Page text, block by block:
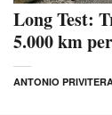
Long Test:
5.000 km
ANTONIO